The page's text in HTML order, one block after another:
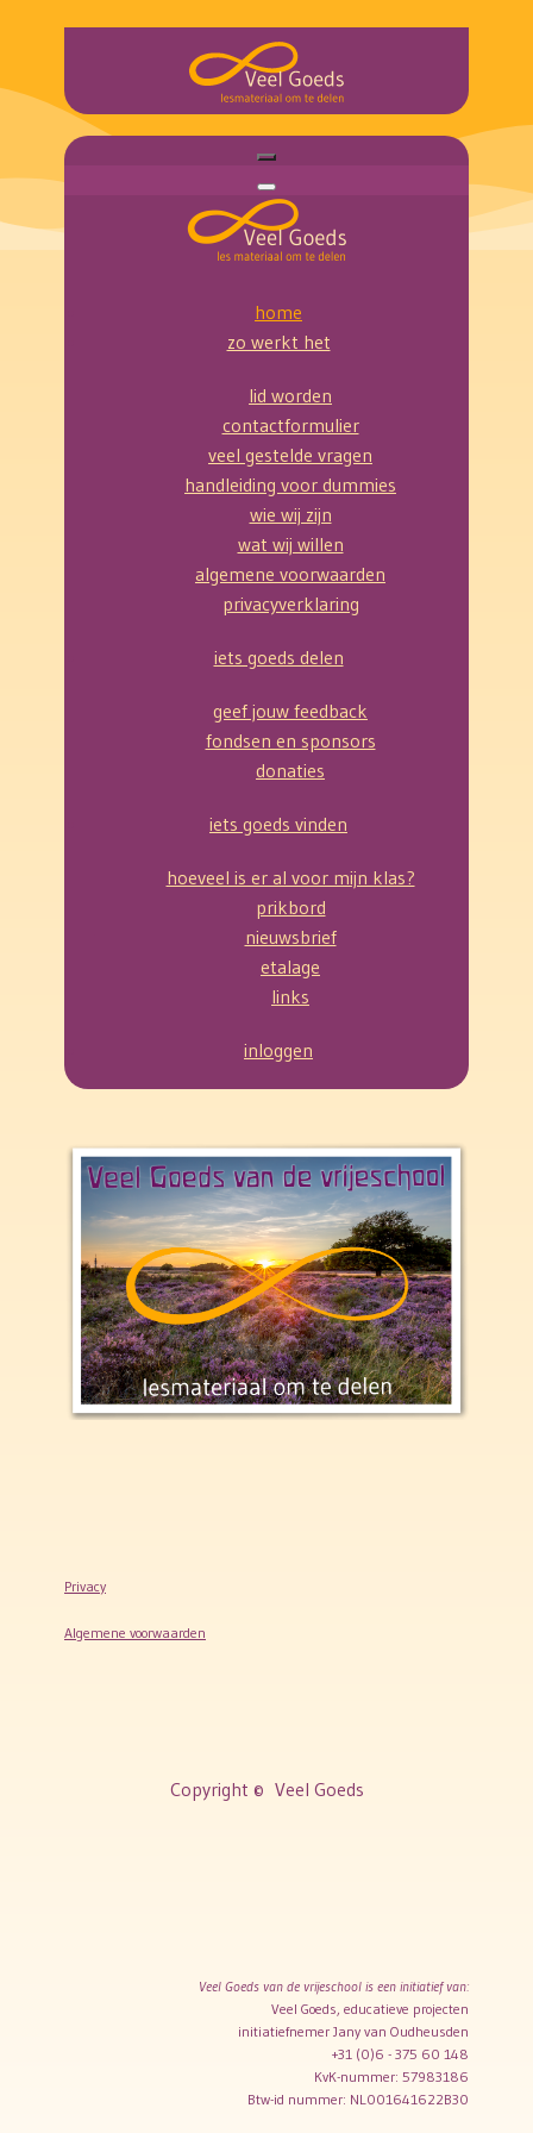
home
zo werkt het
lid worden
contactformulier
veel gestelde vragen
handleiding voor dummies
wie wij zijn
wat wij willen
algemene voorwaarden
privacyverklaring
iets goeds delen
geef jouw feedback
fondsen en sponsors
donaties
iets goeds vinden
hoeveel is er al voor mijn klas?
prikbord
nieuwsbrief
etalage
links
inloggen
Privacy
Algemene voorwaarden
Copyright © Veel Goeds
Veel Goeds van de vrijeschool is een initiatief van:
Veel Goeds, educatieve projecten
initiatiefnemer Jany van Oudheusden
+31 (0)6 - 375 60 148
KvK-nummer: 57983186
Btw-id nummer: NL001641622B30